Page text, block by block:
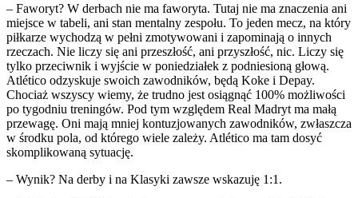
– Faworyt? W derbach nie ma faworyta. Tutaj nie ma znaczenia ani
miejsce w tabeli, ani stan mentalny zespołu. To jeden mecz, na który
piłkarze wychodzą w pełni zmotywowani i zapominają o innych
rzeczach. Nie liczy się ani przeszłość, ani przyszłość, nic. Liczy się
tylko przeciwnik i wyjście w poniedziałek z podniesioną głową.
Atlético odzyskuje swoich zawodników, będą Koke i Depay.
Chociaż wszyscy wiemy, że trudno jest osiągnąć 100% możliwości
po tygodniu treningów. Pod tym względem Real Madryt ma małą
przewagę. Oni mają mniej kontuzjowanych zawodników, zwłaszcza
w środku pola, od którego wiele zależy. Atlético ma tam dosyć
skomplikowaną sytuację.
– Wynik? Na derby i na Klasyki zawsze wskazuję 1:1.